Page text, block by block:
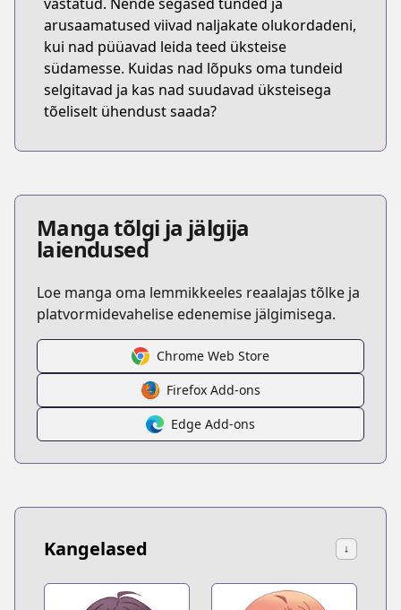
arusaamatused viivad naljakate olukordadeni,
kui nad püüavad leida teed üksteise
südamesse. Kuidas nad lõpuks oma tundeid
selgitavad ja kas nad suudavad üksteisega
tõeliselt ühendust saada?
Manga tõlgi ja jälgija
laiendused
Loe manga oma lemmikkeeles reaalajas tõlke ja
platvormidevahelise edenemise jälgimisega.
Chrome Web Store
Firefox Add-ons
Edge Add-ons
Kangelased ↓